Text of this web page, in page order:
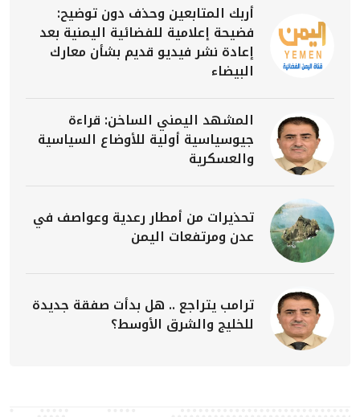
أربك المتابعين وحذف دون توضيح:
فضيحة إعلامية للفضائية اليمنية بعد
إعادة نشر فيديو قديم بشأن معارك
البيضاء
المشهد اليمني الساخن: قراءة
جيوسياسية أولية للأوضاع السياسية
والعسكرية
تحذيرات من أمطار رعدية وعواصف في
عدن ومرتفعات اليمن
ترامب يتراجع .. هل بدأت صفقة جديدة
للخليج والشرق الأوسط؟